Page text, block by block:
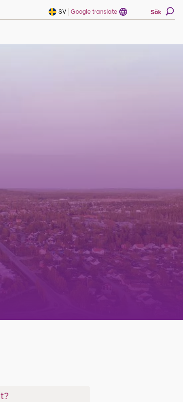
SV Google translate Sök